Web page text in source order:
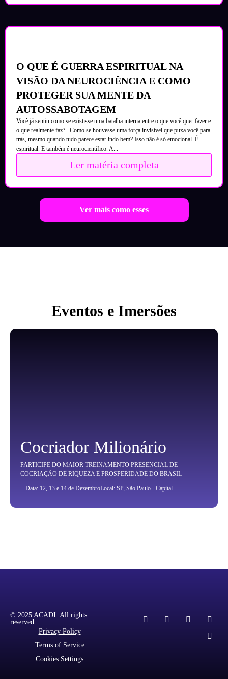
O QUE É GUERRA ESPIRITUAL NA
VISÃO DA NEUROCIÊNCIA E COMO
PROTEGER SUA MENTE DA
AUTOSSABOTAGEM
Você já sentiu como se existisse uma batalha interna entre o que você quer fazer e
o que realmente faz? Como se houvesse uma força invisível que puxa você para
trás, mesmo quando tudo parece estar indo bem? Isso não é só emocional. É
espiritual. E também é neurocientífico. A...
Ler matéria completa
Ver mais como esses
Eventos e Imersões
Cocriador Milionário
PARTICIPE DO MAIOR TREINAMENTO PRESENCIAL DE
COCRIAÇÃO DE RIQUEZA E PROSPERIDADE DO BRASIL
Data: 12, 13 e 14 de DezembroLocal: SP, São Paulo - Capital
© 2025 ACADI. All rights
reserved.
Privacy Policy
Terms of Service
Cookies Settings